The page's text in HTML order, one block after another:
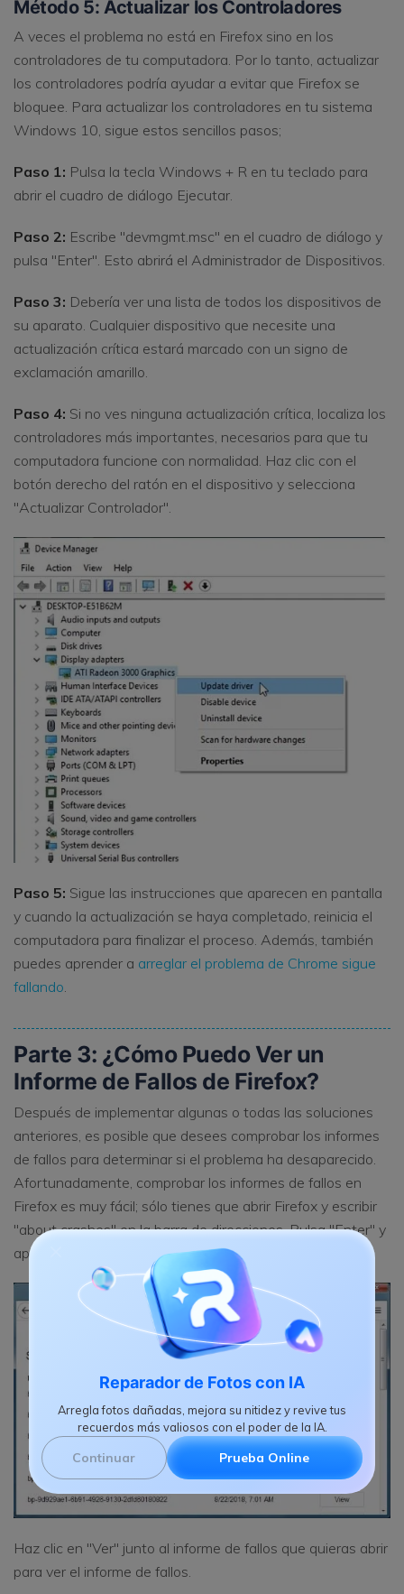
Reparador de Fotos con IA
Arregla fotos dañadas, mejora su nitidez y revive tus
recuerdos más valiosos con el poder de la IA.
Continuar Prueba Online
Método 5: Actualizar los Controladores
A veces el problema no está en Firefox sino en los
controladores de tu computadora. Por lo tanto, actualizar
los controladores podría ayudar a evitar que Firefox se
bloquee. Para actualizar los controladores en tu sistema
Windows 10, sigue estos sencillos pasos;
Paso 1: Pulsa la tecla Windows + R en tu teclado para
abrir el cuadro de diálogo Ejecutar.
Paso 2: Escribe "devmgmt.msc" en el cuadro de diálogo y
pulsa "Enter". Esto abrirá el Administrador de Dispositivos.
Paso 3: Debería ver una lista de todos los dispositivos de
su aparato. Cualquier dispositivo que necesite una
actualización crítica estará marcado con un signo de
exclamación amarillo.
Paso 4: Si no ves ninguna actualización crítica, localiza los
controladores más importantes, necesarios para que tu
computadora funcione con normalidad. Haz clic con el
botón derecho del ratón en el dispositivo y selecciona
"Actualizar Controlador".
Paso 5: Sigue las instrucciones que aparecen en pantalla
y cuando la actualización se haya completado, reinicia el
computadora para finalizar el proceso. Además, también
puedes aprender a arreglar el problema de Chrome sigue
fallando.
Parte 3: ¿Cómo Puedo Ver un
Informe de Fallos de Firefox?
Después de implementar algunas o todas las soluciones
anteriores, es posible que desees comprobar los informes
de fallos para determinar si el problema ha desaparecido.
Afortunadamente, comprobar los informes de fallos en
Firefox es muy fácil; sólo tienes que abrir Firefox y escribir
"about crashes" en la barra de direcciones. Pulsa "Enter" y
aparecerá el informe de fallos.
Haz clic en "Ver" junto al informe de fallos que quieras abrir
para ver el informe de fallos.